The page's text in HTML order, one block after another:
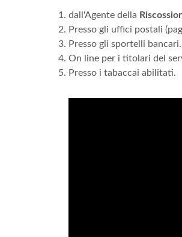
dall'Agente della
Presso gli uffici postali
Presso gli sportelli bancari.
On line per i titolari del
Presso i tabaccai abilitati.